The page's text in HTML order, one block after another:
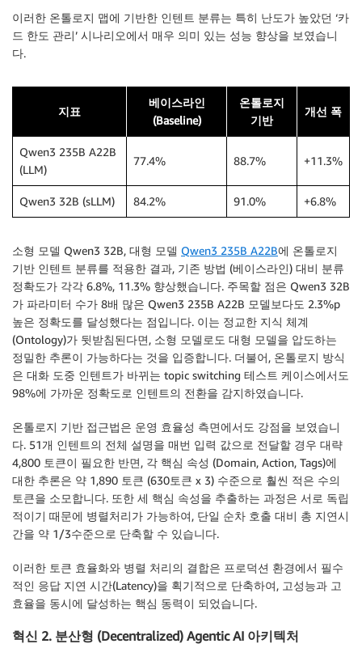
이러한 온톨로지 맵에 기반한 인텐트 분류는 특히 난도가 높았던 ‘카
드 한도 관리’ 시나리오에서 매우 의미 있는 성능 향상을 보였습니
다.
지표
베이스라인
(Baseline)
온톨로지
기반
개선 폭
Qwen3 235B A22B
(LLM)
77.4% 88.7% +11.3%
Qwen3 32B (sLLM) 84.2% 91.0% +6.8%
소형 모델 Qwen3 32B, 대형 모델 Qwen3 235B A22B에 온톨로지
기반 인텐트 분류를 적용한 결과, 기존 방법 (베이스라인) 대비 분류
정확도가 각각 6.8%, 11.3% 향상했습니다. 주목할 점은 Qwen3 32B
가 파라미터 수가 8배 많은 Qwen3 235B A22B 모델보다도 2.3%p
높은 정확도를 달성했다는 점입니다. 이는 정교한 지식 체계
(Ontology)가 뒷받침된다면, 소형 모델로도 대형 모델을 압도하는
정밀한 추론이 가능하다는 것을 입증합니다. 더불어, 온톨로지 방식
은 대화 도중 인텐트가 바뀌는 topic switching 테스트 케이스에서도
98%에 가까운 정확도로 인텐트의 전환을 감지하였습니다.
온톨로지 기반 접근법은 운영 효율성 측면에서도 강점을 보였습니
다. 51개 인텐트의 전체 설명을 매번 입력 값으로 전달할 경우 대략
4,800 토큰이 필요한 반면, 각 핵심 속성 (Domain, Action, Tags)에
대한 추론은 약 1,890 토큰 (630토큰 x 3) 수준으로 훨씬 적은 수의
토큰을 소모합니다. 또한 세 핵심 속성을 추출하는 과정은 서로 독립
적이기 때문에 병렬처리가 가능하여, 단일 순차 호출 대비 총 지연시
간을 약 1/3수준으로 단축할 수 있습니다.
이러한 토큰 효율화와 병렬 처리의 결합은 프로덕션 환경에서 필수
적인 응답 지연 시간(Latency)을 획기적으로 단축하여, 고성능과 고
효율을 동시에 달성하는 핵심 동력이 되었습니다.
혁신 2. 분산형 (Decentralized) Agentic AI 아키텍처